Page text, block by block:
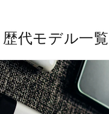
歴代モデル一覧